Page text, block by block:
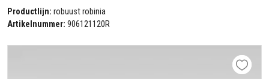
Productlijn: robuust robinia
Artikelnummer: 906121120R